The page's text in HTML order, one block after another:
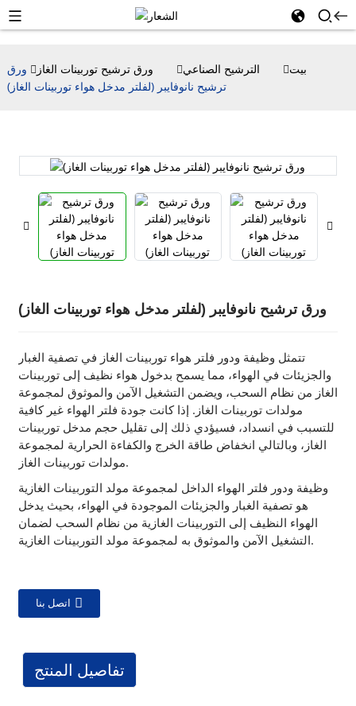
بيت الترشيح الصناعي ورق ترشيح توربينات الغاز
ورق
ترشيح نانوفايبر (لفلتر مدخل هواء توربينات الغاز)
ورق ترشيح نانوفايبر (لفلتر مدخل هواء توربينات الغاز)
تتمثل وظيفة ودور فلتر هواء توربينات الغاز في تصفية الغبار
والجزيئات في الهواء، مما يسمح بدخول هواء نظيف إلى توربينات
الغاز من نظام السحب، ويضمن التشغيل الآمن والموثوق لمجموعة
مولدات توربينات الغاز. إذا كانت جودة فلتر الهواء غير كافية
للتسبب في انسداد، فسيؤدي ذلك إلى تقليل حجم مدخل توربينات
الغاز، وبالتالي انخفاض طاقة الخرج والكفاءة الحرارية لمجموعة
مولدات توربينات الغاز.
وظيفة ودور فلتر الهواء الداخل لمجموعة مولد التوربينات الغازية
هو تصفية الغبار والجزيئات الموجودة في الهواء، بحيث يدخل
الهواء النظيف إلى التوربينات الغازية من نظام السحب لضمان
التشغيل الآمن والموثوق به لمجموعة مولد التوربينات الغازية.
اتصل بنا
تفاصيل المنتج